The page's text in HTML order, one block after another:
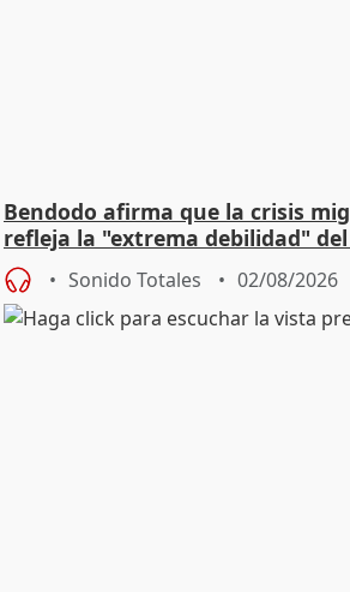
Bendodo afirma que la crisis
refleja la "extrema debilidad"
Sonido Totales 02/08/2026